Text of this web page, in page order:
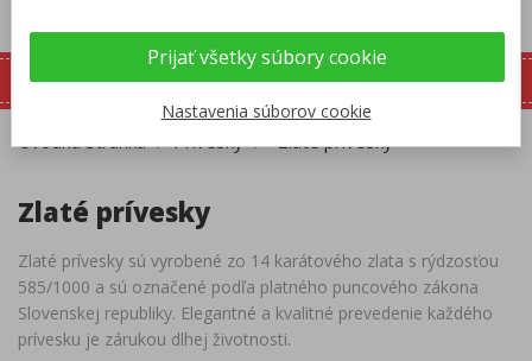
Úvodná stránka Prívesky Zlaté prívesky
Zlaté prívesky
Zlaté prívesky sú vyrobené zo 14 karátového zlata s rýdzosťou
585/1000 a sú označené podľa platného puncového zákona
Slovenskej republiky. Elegantné a kvalitné prevedenie každého
prívesku je zárukou dlhej životnosti.
Prijať všetky súbory cookie
Nastavenia súborov cookie